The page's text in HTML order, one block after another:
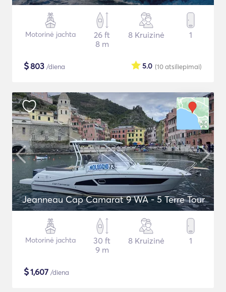
Motorinė jachta
26 ft
8 m
8 Kruizinė 1
$803 /diena (10atsiliepimai)
5.0
Jeanneau Cap Camarat 9 WA - 5 Terre Tour
Motorinė jachta
30 ft
9 m
8 Kruizinė 1
$1,607 /diena